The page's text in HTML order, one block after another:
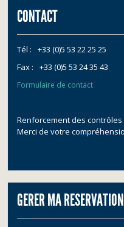
CONTACT
Tél :
+33 (0)5 53 22 25 25
Fax :
+33 (0)5 53 24 35 43
Formulaire de contact
Renforcement des
Merci de votre
GERER MA RESERVATION